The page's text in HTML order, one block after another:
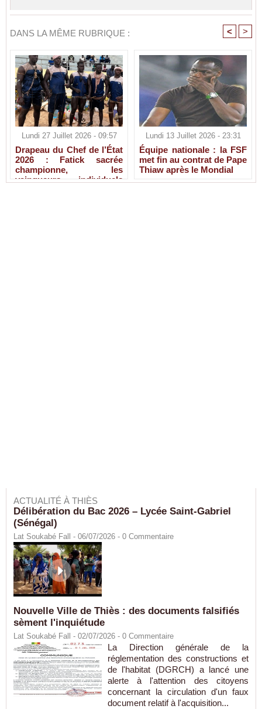
DANS LA MÊME RUBRIQUE : < >
Lundi 27 Juillet 2026 - 09:57
Drapeau du Chef de l’État
2026 : Fatick sacrée
championne, les
vainqueurs individuels
Lundi 13 Juillet 2026 - 23:31
Équipe nationale : la FSF
met fin au contrat de Pape
Thiaw après le Mondial
ACTUALITÉ À THIÈS
Délibération du Bac 2026 – Lycée Saint-Gabriel
(Sénégal)
Lat Soukabé Fall - 06/07/2026 - 0 Commentaire
Nouvelle Ville de Thiès : des documents falsifiés
sèment l'inquiétude
Lat Soukabé Fall - 02/07/2026 - 0 Commentaire
La Direction générale de la
réglementation des constructions et
de l'habitat (DGRCH) a lancé une
alerte à l'attention des citoyens
concernant la circulation d'un faux
document relatif à l'acquisition...